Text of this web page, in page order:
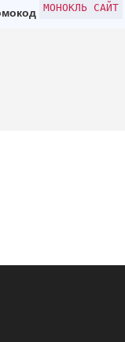
МОНОКЛЬ САЙТ